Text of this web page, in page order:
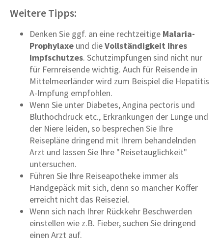
Weitere Tipps:
Denken Sie ggf. an eine rechtzeitige Malaria-
Prophylaxe und dieVollständigkeit Ihres
Impfschutzes. Schutzimpfungen sind nicht nur
für Fernreisende wichtig. Auch für Reisende in
Mittelmeerländer wird zum Beispiel die Hepatitis
A-Impfung empfohlen.
Wenn Sie unter Diabetes, Angina pectoris und
Bluthochdruck etc., Erkrankungen der Lunge und
der Niere leiden, so besprechen Sie Ihre
Reisepläne dringend mit Ihrem behandelnden
Arzt und lassen Sie Ihre "Reisetauglichkeit"
untersuchen.
Führen Sie Ihre Reiseapotheke immer als
Handgepäck mit sich, denn so mancher Koffer
erreicht nicht das Reiseziel.
Wenn sich nach Ihrer Rückkehr Beschwerden
einstellen wie z.B. Fieber, suchen Sie dringend
einen Arzt auf.